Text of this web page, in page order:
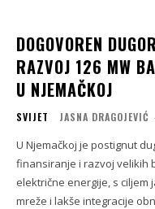
DOGOVOREN
RAZVOJ 126 MW
U NJEMAČKOJ
SVIJET JASNA DRAGOJEVIĆ
U Njemačkoj je postignut
finansiranje i razvoj velikih
električne energije, s
mreže i lakše integracije